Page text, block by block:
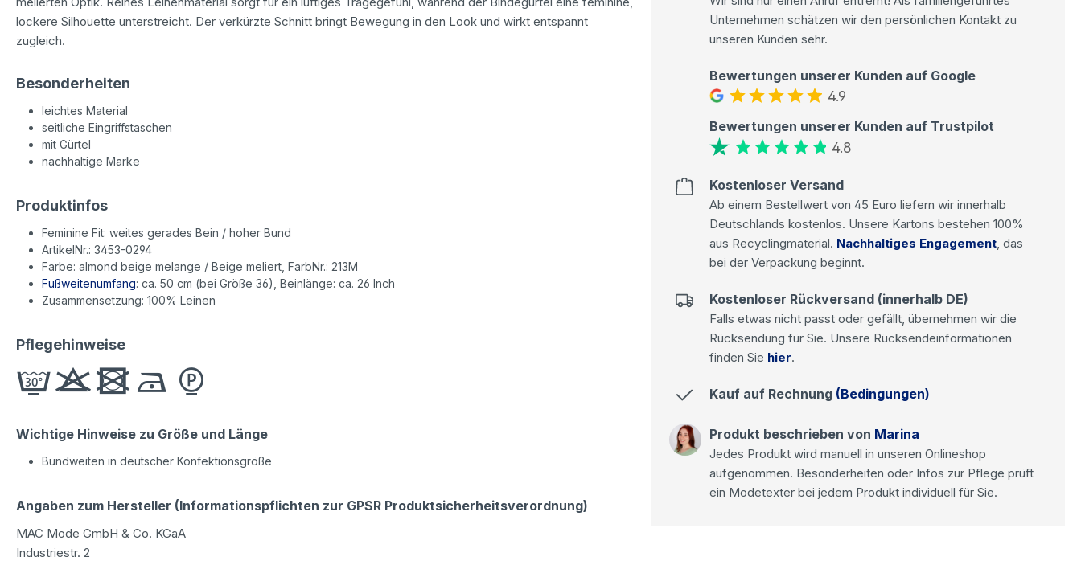
lockere Silhouette unterstreicht. Der verkürzte Schnitt bringt Bewegung in den Look und wirkt entspannt
zugleich.
Besonderheiten
leichtes Material
seitliche Eingriffstaschen
mit Gürtel
nachhaltige Marke
Produktinfos
Feminine Fit: weites gerades Bein / hoher Bund
ArtikelNr.: 3453-0294
Farbe: almond beige melange / Beige meliert, FarbNr.: 213M
Fußweitenumfang: ca. 50 cm (bei Größe 36), Beinlänge: ca. 26 Inch
Zusammensetzung: 100% Leinen
Pflegehinweise
Wichtige Hinweise zu Größe und Länge
Bundweiten in deutscher Konfektionsgröße
Angaben zum Hersteller (Informationspflichten zur GPSR Produktsicherheitsverordnung)
MAC Mode GmbH & Co. KGaA
Industriestr. 2
Unternehmen schätzen wir den persönlichen Kontakt zu
unseren Kunden sehr.
Bewertungen unserer Kunden auf Google
4.9
Bewertungen unserer Kunden auf Trustpilot
4.8
Kostenloser Versand
Ab einem Bestellwert von 45 Euro liefern wir innerhalb
Deutschlands kostenlos. Unsere Kartons bestehen 100%
aus Recyclingmaterial. Nachhaltiges Engagement, das
bei der Verpackung beginnt.
Kostenloser Rückversand (innerhalb DE)
Falls etwas nicht passt oder gefällt, übernehmen wir die
Rücksendung für Sie. Unsere Rücksendeinformationen
finden Sie hier.
Kauf auf Rechnung (Bedingungen)
Produkt beschrieben von Marina
Jedes Produkt wird manuell in unseren Onlineshop
aufgenommen. Besonderheiten oder Infos zur Pflege prüft
ein Modetexter bei jedem Produkt individuell für Sie.